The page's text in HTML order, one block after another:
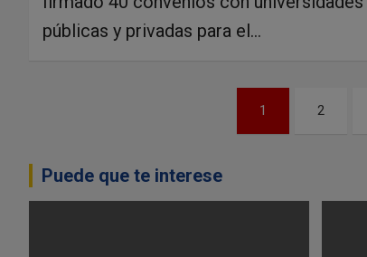
públicas y privadas para el…
v
1 2
Puede que te interese